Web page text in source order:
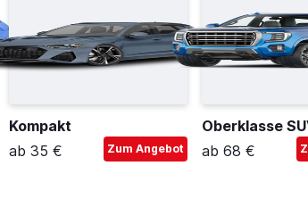
Kompakt
ab 35 €
Zum Angebot
Oberklasse
ab 68 €